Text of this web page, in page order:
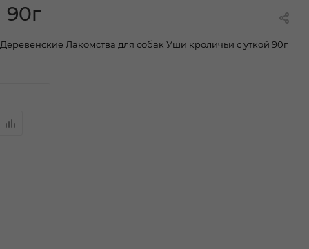
Деревенские Лакомства для собак Уши кроличьи с уткой 90г